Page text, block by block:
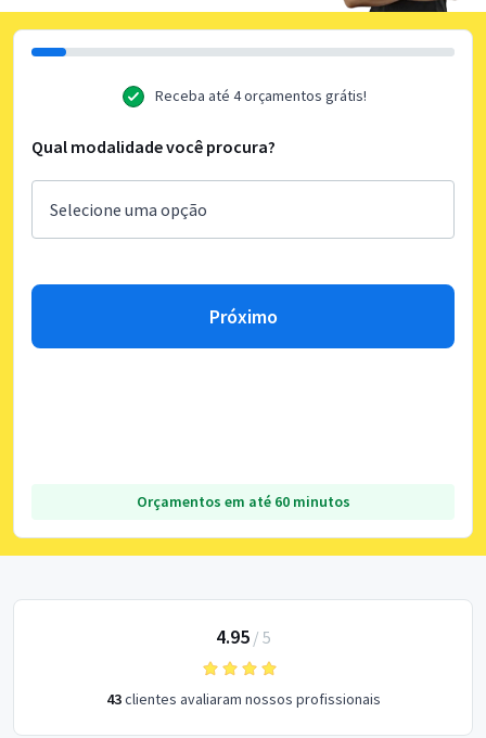
Receba até 4 orçamentos grátis!
Qual modalidade você procura?
Próximo
Orçamentos em até 60 minutos
4.95/ 5
43clientes avaliaram nossos profissionais